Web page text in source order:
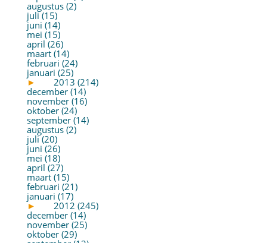
augustus (2)
juli (15)
juni (14)
mei (15)
april (26)
maart (14)
februari (24)
januari (25)
►
2013 (214)
december (14)
november (16)
oktober (24)
september (14)
augustus (2)
juli (20)
juni (26)
mei (18)
april (27)
maart (15)
februari (21)
januari (17)
►
2012 (245)
december (14)
november (25)
oktober (29)